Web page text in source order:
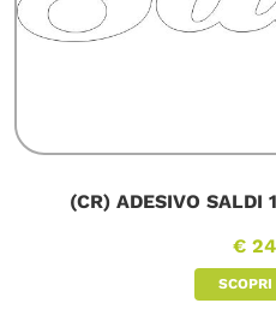
(CR) ADESIVO SALDI
€